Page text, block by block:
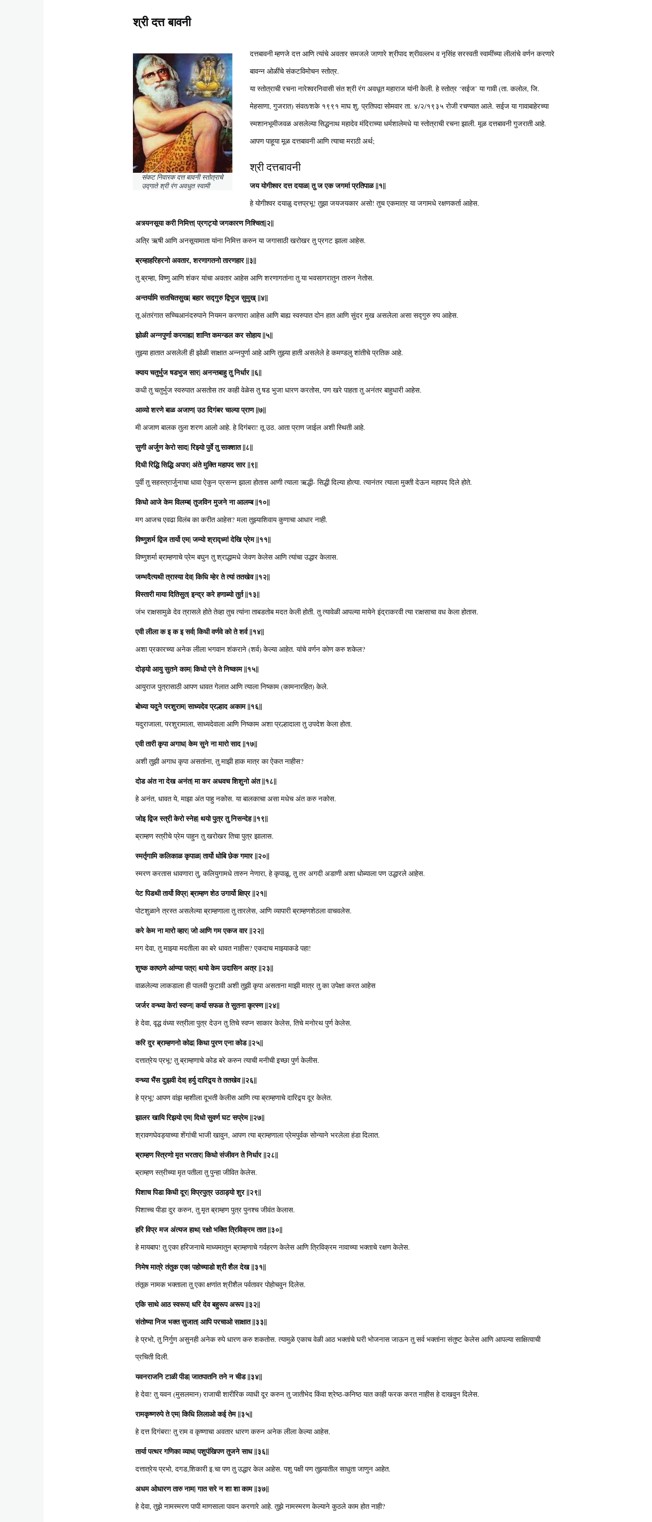
श्री दत्त बावनी
Content
संकट निवारक दत्त बावनी स्तोत्राचे
उद्गाते श्री रंग अवधुत स्वामी
दत्तबावनी म्हणजे दत्त आणि त्यांचे अवतार समजले जाणारे श्रीपाद श्रीवल्लभ व नृसिंह सरस्वती स्वामींच्या लीलांचे वर्णन करणारे
बावन्न ओळींचे संकटविमोचन स्तोत्र.
या स्तोत्राची रचना नारेश्वरनिवासी संत श्री रंग अवधूत महाराज यांनी केली. हे स्तोत्र ‘सईज’ या गावी (ता. कलोल, जि.
मेहसाणा, गुजरात) संवत/शके १९९१ माघ शु. प्रतिपदा सोमवार ता. ४/२/१९३५ रोजी रचण्यात आले. सईज या गावाबाहेरच्या
स्मशानभूमीजवळ असलेल्या सिद्धनाथ महादेव मंदिराच्या धर्मशालेमधे या स्तोत्राची रचना झाली. मूळ दत्तबावनी गुजराती आहे.
आपण पाहूया मूळ दत्तबावनी आणि त्याचा मराठी अर्थ;
श्री दत्तबावनी
जय योगीश्वर दत्त दयाळ| तु ज एक जगमां प्रतिपाळ ||१||
हे योगीश्वर दयाळु दत्तप्रभू! तुझा जयजयकार असो! तुच एकमात्र या जगामधे रक्षणकर्ता आहेस.
अत्र्यनसूया करी निमित्त| प्रगट्यो जगकारण निश्चित||२||
अत्रि ऋषी आणि अनसूयामाता यांना निमित्त करुन या जगासाठी खरोखर तु प्रगट झाला आहेस.
ब्रम्हाहरिहरनो अवतार, शरणागतनो तारणहार ||३||
तु ब्रम्हा, विष्णु आणि शंकर यांचा अवतार आहेस आणि शरणागतांना तु या भवसागरातुन तारुन नेतोस.
अन्तर्यामि सतचितसुख| बहार सद्गुरु द्विभुज सुमुख् ||४||
तू अंतरंगात सच्चिआनंदरुपाने नियमन करणारा आहेस आणि बाह्य स्वरुपात दोन हात आणि सुंदर मुख असलेला असा सद्गुरु रुप आहेस.
झोळी अन्नपुर्णा करमाह्य| शान्ति कमन्डल कर सोहाय ||५||
तुझ्या हातात असलेली ही झोळी साक्षात अन्नपुर्णा आहे आणि तुझ्या हाती असलेले हे कमण्डलु शांतीचे प्रतिक आहे.
क्याय चतुर्भुज षडभुज सार| अनन्तबाहु तु निर्धार ||६||
कधी तु चतुर्भुज स्वरुपात असतोस तर काही वेळेस तु षड भुजा धारण करतोस, पण खरे पाहता तु अनंतर बाहुधारी आहेस.
आव्यो शरणे बाळ अजाण| उठ दिगंबर चाल्या प्राण ||७||
मी अजाण बालक तुला शरण आलो आहे. हे दिगंबरा! तू उठ. आता प्राण जाईल अशी स्थिती आहे.
सुणी अर्जुण केरो साद| रिझ्यो पुर्वे तु साक्शात ||८||
दिधी रिद्धि सिद्धि अपार| अंते मुक्ति महापद सार ||९||
पुर्वी तु सहस्त्रार्जुनाचा धावा ऐकुन प्रसन्न झाला होतास आणी त्याला ऋद्धी- सिद्धी दिल्या होत्या. त्यानंतर त्याला मुक्ती देऊन महापद दिले होते.
किधो आजे केम विलम्ब| तुजविन मुजने ना आलम्ब ||१०||
मग आजच एवढा विलंब का करीत आहेस? मला तुझ्याशिवाय कुणाचा आधार नाही.
विष्णुशर्म द्विज तार्यो एम| जम्यो श्राद्ध्मां देखि प्रेम ||११||
विष्णुशर्मा ब्राम्हणाचे प्रेम बघुन तु श्राद्धामधे जेवण केलेस आणि त्यांचा उद्धार केलास.
जम्भदैत्यथी त्रास्या देव| किधि म्हेर ते त्यां ततखेव ||१२||
विस्तारी माया दितिसुत| इन्द्र करे हणाब्यो तुर्त ||१३||
जंभ राक्षसामुळे देव त्रासले होते तेव्हा तुच त्यांना ताबडतोब मदत केली होती. तु त्यावेळी आपल्या मायेने इंद्राकरवी त्या राक्षसाचा वध केला होतास.
एवी लीला क इ क इ सर्व| किधी वर्णवे को ते शर्व ||१४||
अशा प्रकारच्या अनेक लीला भगवान शंकराने (शर्व) केल्या आहेत. यांचे वर्णन कोण करु शकेल?
दोड्यो आयु सुतने काम| किधो एने ते निष्काम ||१५||
आयुराज पुत्रासाठी आपण धावत गेलात आणि त्याला निष्काम (कामनारहित) केले.
बोध्या यदुने परशुराम| साध्यदेव प्रल्हाद अकाम ||१६||
यदुराजाला, परशुरामाला, साध्यदेवाला आणि निष्काम अशा प्रल्हादाला तु उपदेश केला होता.
एवी तारी कृपा अगाध| केम सुने ना मारो साद ||१७||
अशी तुझी अगाध कृपा असतांना, तु माझी हाक मात्र का ऐकत नाहीस?
दोड अंत ना देख अनंत| मा कर अधवच शिशुनो अंत ||१८||
हे अनंत, धावत ये, माझा अंत पाहु नकोस. या बालकाचा असा मधेच अंत करु नकोस.
जोइ द्विज स्त्री केरो स्नेह| थयो पुत्र तु निसन्देह ||१९||
ब्राम्हण स्त्रीचे प्रेम पाहुन तु खरोखर तिचा पुत्र झालास.
स्मर्तृगामि कलिकाळ कृपाळ| तार्यो धोबि छेक गमार ||२०||
स्मरण करतास धावणारा तु, कलियुगामधे तारुन नेणारा, हे कृपाळू, तु तर अगदी अडाणी अशा धोब्याला पण उद्धारले आहेस.
पेट पिडथी तार्यो विप्र| ब्राम्हण शेठ उगार्यो क्षिप्र ||२१||
पोटशुळाने त्रस्त असलेल्या ब्राम्हणाला तु तारलेस, आणि व्यापारी ब्राम्हणशेठला वाचवलेस.
करे केम ना मारो व्हार| जो आणि गम एकज वार ||२२||
मग देवा, तु माझ्या मदतीला का बरे धावत नाहीस? एकदाच माझ्याकडे पहा!
शुष्क काष्ठणे आंण्या पत्र| थयो केम उदासिन अत्र ||२३||
वाळलेल्या लाकडाला ही पालवी फुटावी अशी तुझी कृपा असताना माझी मात्र तु का उपेक्षा करत आहेस
जर्जर वन्ध्या केरां स्वप्न| कर्या सफळ ते सुतना कृत्स्ण ||२४||
हे देवा, वृद्ध वंध्या स्त्रीला पुत्र देउन तु तिचे स्वप्न साकार केलेस, तिचे मनोरथ पुर्ण केलेस.
करि दुर ब्राम्हणनो कोढ| किधा पुरण एना कोड ||२५||
दत्तात्रेय प्रभू! तु ब्राम्हणाचे कोड बरे करुन त्याची मनीची इच्छा पुर्ण केलीस.
वन्ध्या भैंस दुझवी देव| हर्यु दारिद्र्य ते ततखेव ||२६||
हे प्रभू! आपण वांझ म्हशीला दूभती केलीस आणि त्या ब्राम्हणाचे दारिद्र्य दूर केलेत.
झालर खायि रिझयो एम| दिधो सुवर्ण घट सप्रेम ||२७||
श्रावणघेवड्याच्या शेंगांची भाजी खावुन, आपण त्या ब्राम्हणाला प्रेमपुर्वक सोन्याने भरलेला हंडा दिलात.
ब्राम्हण स्त्रिणो मृत भरतार| किधो संजीवन ते निर्धार ||२८||
ब्राम्हण स्त्रीच्या मृत पतीला तु पुन्हा जीवित केलेस.
पिशाच पिडा किधी दूर| विप्रपुत्र उठाड्यो शुर ||२९||
पिशाच्च पीडा दुर करुन, तु मृत ब्राम्हण पुत्र पुनश्च जीवंत केलास.
हरि विप्र मज अंत्यज हाथ| रक्षो भक्ति त्रिविक्रम तात ||३०||
हे मायबाप! तु एका हरिजनाचे माध्यमातुन ब्राम्हणाचे गर्वहरण केलेस आणि त्रिविक्रम नावाच्या भक्ताचे रक्षण केलेस.
निमेष मात्रे तंतुक एक| पहोच्याडो श्री शैल देख ||३१||
तंतूक नामक भक्ताला तु एका क्षणांत श्रीशैल पर्वतावर पोहोचवुन दिलेस.
एकि साथे आठ स्वरूप| धरि देव बहुरूप अरूप ||३२||
संतोष्या निज भक्त सुजात| आपि परचाओ साक्षात ||३३||
हे प्रभो, तु निर्गुण असुनही अनेक रुपे धारण करु शकतोस. त्यामुळे एकाच वेळी आठ भक्तांचे घरी भोजनास जाऊन तु सर्व भक्तांना संतुष्ट केलेस आणि आपल्या साक्षित्वाची
प्रचिती दिली.
यवनराजनि टाळी पीड| जातपातनि तने न चीड ||३४||
हे देवा! तु यवन (मुसलमान) राजाची शारीरिक व्याधी दूर करुन तु जातीभेद किंवा श्रेष्ठ-कनिष्ठ यात काही फरक करत नाहीस हे दाखवुन दिलेस.
रामकृष्णरुपे ते एम| किधि लिलाओ कई तेम ||३५||
हे दत्त दिगंबरा! तु राम व कृष्णाचा अवतार धारण करुन अनेक लीला केल्या आहेस.
तार्या पत्थर गणिका व्याध| पशुपंखिपण तुजने साध ||३६||
दत्तात्रेय प्रभो, दगड,शिकारी इ.चा पण तु उद्धार केल आहेस. पशु पक्षी पण तुझ्यातील साधुता जाणुन आहेत.
अधम ओधारण तारु नाम| गात सरे न शा शा काम ||३७||
हे देवा, तुझे नामस्मरण पापी माणसाला पावन करणारे आहे. तुझे नामस्मरण केल्याने कुठले काम होत नाही?